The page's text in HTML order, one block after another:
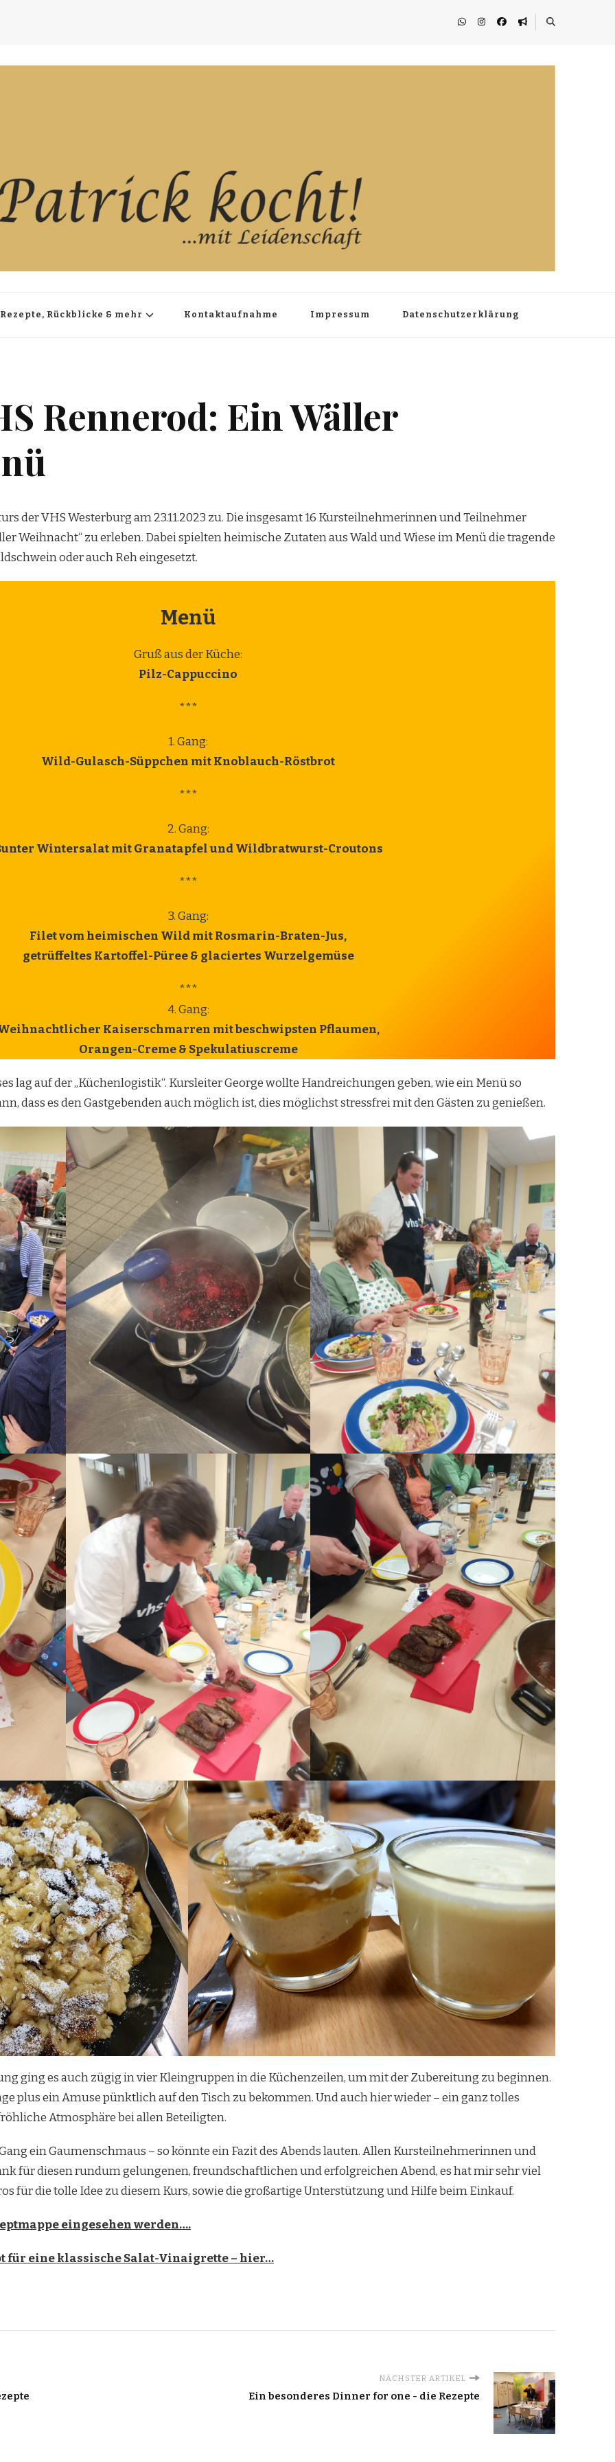
Rezepte, Rückblicke & mehr Kontaktaufnahme Impressum Datenschutzerklärung
Rennerod: Ein Wäller
der VHS Westerburg am 23.11.2023 zu. Die insgesamt 16 Kursteilnehmerinnen und Teilnehmer
Weihnacht“ zu erleben. Dabei spielten heimische Zutaten aus Wald und Wiese im Menü die tragende
oder auch Reh eingesetzt.
Menü
Gruß aus der Küche:
Pilz-Cappuccino
***
1. Gang:
Wild-Gulasch-Süppchen mit Knoblauch-Röstbrot
***
2. Gang:
Wintersalat mit Granatapfel und Wildbratwurst-Croutons
***
3. Gang:
Filet vom heimischen Wild mit Rosmarin-Braten-Jus,
getrüffeltes Kartoffel-Püree & glaciertes Wurzelgemüse
***
4. Gang:
Kaiserschmarren mit beschwipsten Pflaumen,
Orangen-Creme & Spekulatiuscreme
lag auf der „Küchenlogistik“. Kursleiter George wollte Handreichungen geben, wie ein Menü so
dass es den Gastgebenden auch möglich ist, dies möglichst stressfrei mit den Gästen zu genießen.
ging es auch zügig in vier Kleingruppen in die Küchenzeilen, um mit der Zubereitung zu beginnen.
plus ein Amuse pünktlich auf den Tisch zu bekommen. Und auch hier wieder – ein ganz tolles
Atmosphäre bei allen Beteiligten.
ein Gaumenschmaus – so könnte ein Fazit des Abends lauten. Allen Kursteilnehmerinnen und
für diesen rundum gelungenen, freundschaftlichen und erfolgreichen Abend, es hat mir sehr viel
für die tolle Idee zu diesem Kurs, sowie die großartige Unterstützung und Hilfe beim Einkauf.
eingesehen werden….
für eine klassische Salat-Vinaigrette – hier…
NÄCHSTER ARTIKEL
Ein besonderes Dinner for one - die Rezepte